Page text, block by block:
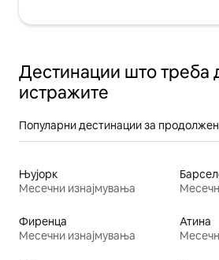
Дестинации што треба
истражите
Популарни дестинации за
Њујорк
Месечни изнајмувања
Фиренца
Месечни изнајмувања
Атина